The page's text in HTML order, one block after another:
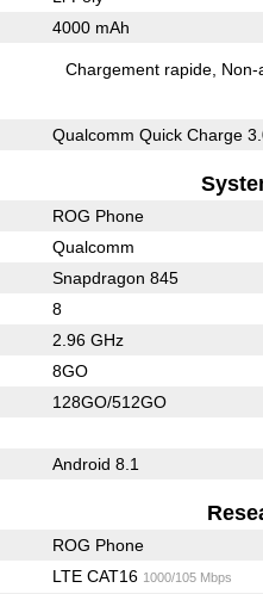
4000 mAh
Chargement rapide Non-
Qualcomm Quick Charge
ROG Phone
Qualcomm
Snapdragon 845
8
2.96 GHz
8GO
128GO/512GO
Android 8.1
ROG Phone
LTE CAT16 1000/105 Mbps